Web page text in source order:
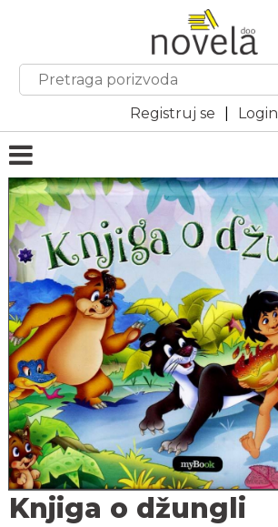
Registruj se
Login
Knjiga o džungli